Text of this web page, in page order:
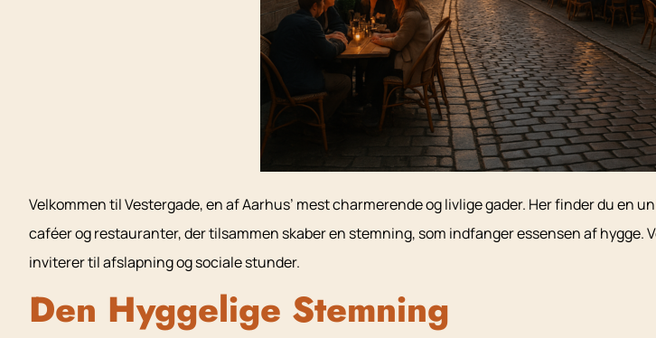
Velkommen til Vestergade, en af Aarhus’ mest charmerende og livlige gader. Her finder du
caféer og restauranter, der tilsammen skaber en stemning, som indfanger essensen af
inviterer til afslapning og sociale stunder.
Den Hyggelige Stemning